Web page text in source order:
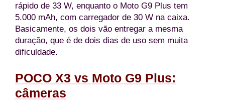
rápido de 33 W, enquanto o Moto G9 Plus tem
5.000 mAh, com carregador de 30 W na caixa.
Basicamente, os dois vão entregar a mesma
duração, que é de dois dias de uso sem muita
dificuldade.
POCO X3 vs Moto G9 Plus:
câmeras